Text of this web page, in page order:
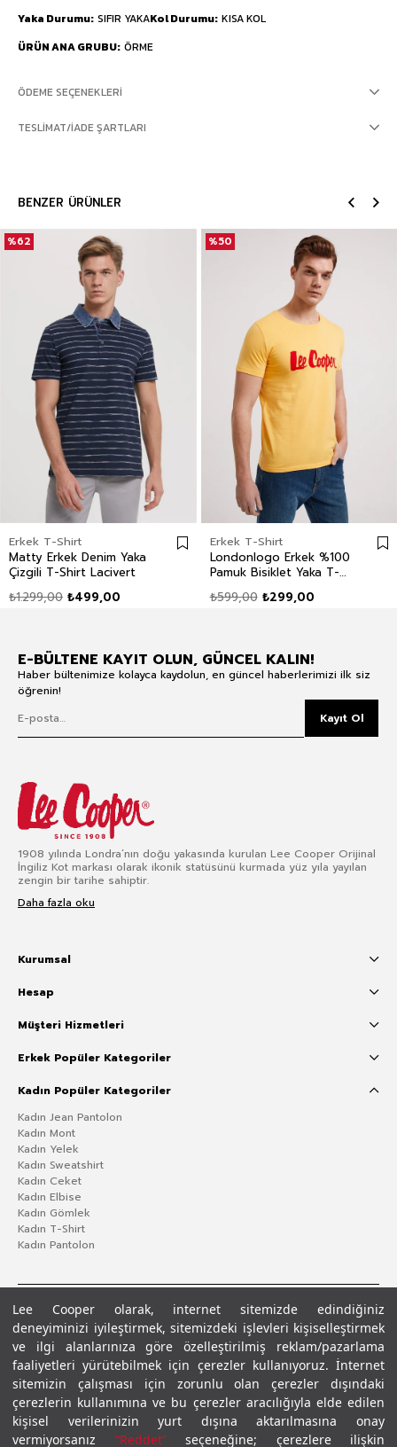
Lee Cooper olarak, internet sitemizde edindiğiniz
deneyiminizi iyileştirmek, sitemizdeki işlevleri kişiselleştirmek
ve ilgi alanlarınıza göre özelleştirilmiş reklam/pazarlama
faaliyetleri yürütebilmek için çerezler kullanıyoruz. İnternet
sitemizin çalışması için zorunlu olan çerezler dışındaki
çerezlerin kullanımına ve bu çerezler aracılığıyla elde edilen
kişisel verilerinizin yurt dışına aktarılmasına onay
vermiyorsanız “Reddet”seçeneğine; çerezlere ilişkin
Yaka Durumu SIFIR YAKAKol Durumu KISA KOL
ÜRÜN ANA GRUBU ÖRME
ÖDEME SEÇENEKLERI
TESLIMAT/İADE ŞARTLARI
BENZER ÜRÜNLER
Erkek T-Shirt
Matty Erkek Denim Yaka
Çizgili T-Shirt Lacivert
₺499,00
₺1.299,00
%62
Erkek T-Shirt
Londonlogo Erkek %100
Pamuk Bisiklet Yaka T-
₺299,00
₺599,00
%50
E-BÜLTENE KAYIT OLUN, GÜNCEL KALIN!
Haber bültenimize kolayca kaydolun, en güncel haberlerimizi ilk siz
öğrenin!
Kayıt Ol
1908 yılında Londra’nın doğu yakasında kurulan Lee Cooper Orijinal
İngiliz Kot markası olarak ikonik statüsünü kurmada yüz yıla yayılan
zengin bir tarihe sahiptir.
Daha fazla oku
Kurumsal
Hesap
Müşteri Hizmetleri
Erkek Popüler Kategoriler
Kadın Popüler Kategoriler
Kadın Jean Pantolon
Kadın Mont
Kadın Yelek
Kadın Sweatshirt
Kadın Ceket
Kadın Elbise
Kadın Gömlek
Kadın T-Shirt
Kadın Pantolon
Gizlilik PolitikasıÇerez Politikası KVKK Aydınlatma MetniŞartlar ve Koşullar
© 2026 Leecooper - Tüm Hakları Saklıdır.